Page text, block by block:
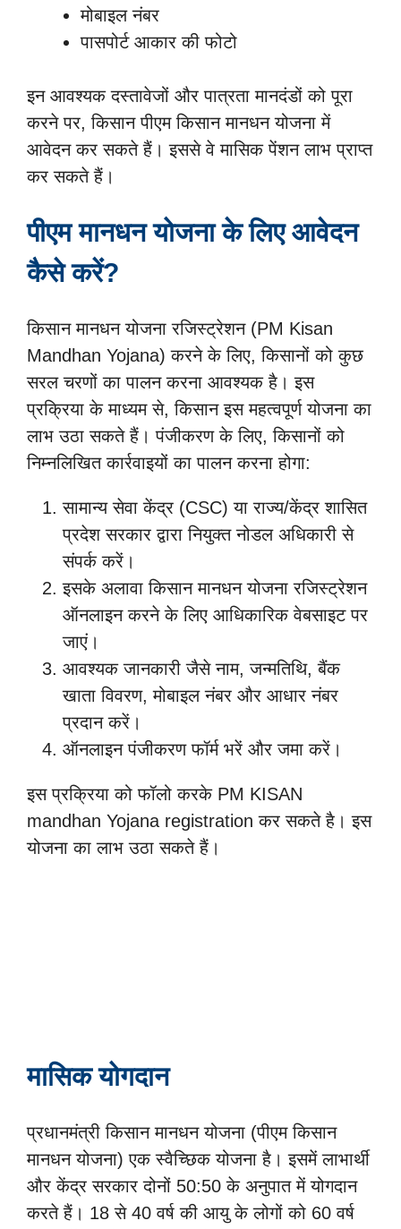
मोबाइल नंबर
पासपोर्ट आकार की फोटो
इन आवश्यक दस्तावेजों और पात्रता मानदंडों को पूरा
करने पर, किसान पीएम किसान मानधन योजना में
आवेदन कर सकते हैं। इससे वे मासिक पेंशन लाभ प्राप्त
कर सकते हैं।
पीएम मानधन योजना के लिए आवेदन
कैसे करें?
किसान मानधन योजना रजिस्ट्रेशन (PM Kisan
Mandhan Yojana) करने के लिए, किसानों को कुछ
सरल चरणों का पालन करना आवश्यक है। इस
प्रक्रिया के माध्यम से, किसान इस महत्वपूर्ण योजना का
लाभ उठा सकते हैं। पंजीकरण के लिए, किसानों को
निम्नलिखित कार्रवाइयों का पालन करना होगा:
सामान्य सेवा केंद्र (CSC) या राज्य/केंद्र शासित
प्रदेश सरकार द्वारा नियुक्त नोडल अधिकारी से
संपर्क करें।
इसके अलावा किसान मानधन योजना रजिस्ट्रेशन
ऑनलाइन करने के लिए आधिकारिक वेबसाइट पर
जाएं।
आवश्यक जानकारी जैसे नाम, जन्मतिथि, बैंक
खाता विवरण, मोबाइल नंबर और आधार नंबर
प्रदान करें।
ऑनलाइन पंजीकरण फॉर्म भरें और जमा करें।
इस प्रक्रिया को फॉलो करके PM KISAN
mandhan Yojana registration कर सकते है। इस
योजना का लाभ उठा सकते हैं।
मासिक योगदान
प्रधानमंत्री किसान मानधन योजना (पीएम किसान
मानधन योजना) एक स्वैच्छिक योजना है। इसमें लाभार्थी
और केंद्र सरकार दोनों 50:50 के अनुपात में योगदान
करते हैं। 18 से 40 वर्ष की आयु के लोगों को 60 वर्ष